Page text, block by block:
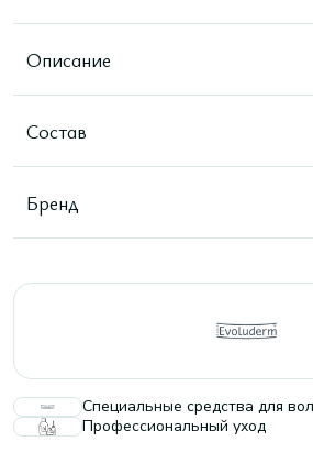
Описание
Состав
Бренд
Специальные средства для
Профессиональный уход